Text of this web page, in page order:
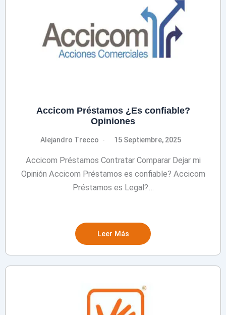
Accicom Préstamos ¿Es confiable?
Opiniones
Alejandro Trecco 15 Septiembre, 2025
Accicom Préstamos Contratar Comparar Dejar mi
Opinión Accicom Préstamos es confiable? Accicom
Préstamos es Legal?…
Leer Más